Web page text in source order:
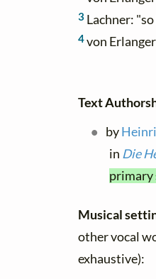
3 Lachner:
4von
Text
by
in Die
primary
Musical
other vocal
exhaustive):